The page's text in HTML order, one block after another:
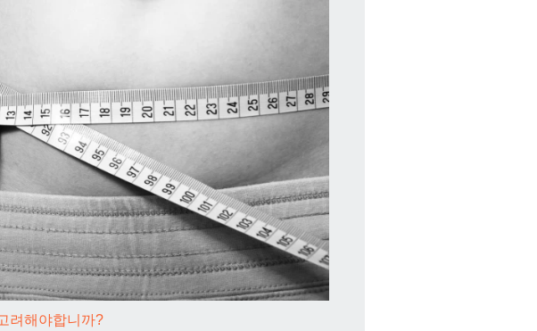
려해야합니까?